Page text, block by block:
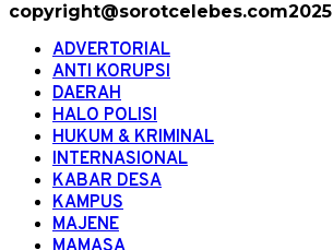
copyright@sorotcelebes.com2025
ADVERTORIAL
ANTI KORUPSI
DAERAH
HALO POLISI
HUKUM & KRIMINAL
INTERNASIONAL
KABAR DESA
KAMPUS
MAJENE